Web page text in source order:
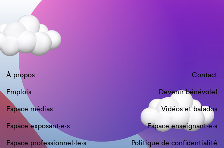
À propos
Contact
Emplois
Devenir bénévole!
Espace médias
Vidéos et balados
Espace exposant·e⋅s
Espace enseignant·e⋅s
Espace professionnel·le⋅s
Politique de confidentialité